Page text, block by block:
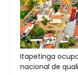
Itapetinga
nacional de